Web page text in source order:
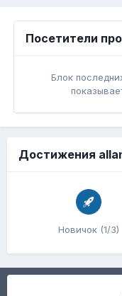
Посетители
Блок
Достижения
Новичок (1/3)